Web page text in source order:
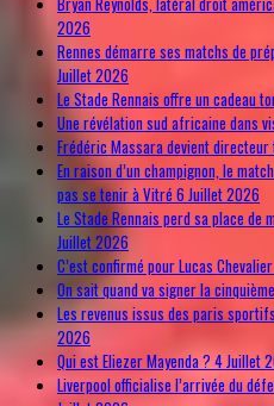
2026
Rennes démarre ses matchs de
Juillet 2026
Le Stade Rennais offre un cadeau
Une révélation sud africaine dans
Frédéric Massara devient directeur
En raison d’un champignon, le
pas se tenir à Vitré 6 Juillet 2026
Le Stade Rennais perd sa place
Juillet 2026
C’est confirmé pour Lucas
On sait quand va signer la
Les revenus issus des paris
2026
Qui est Eliezer Mayenda ? 4 Juillet
Liverpool officialise l’arrivée du